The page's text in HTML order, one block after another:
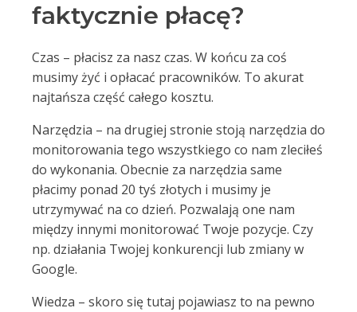
faktycznie płacę?
Czas – płacisz za nasz czas. W końcu za coś
musimy żyć i opłacać pracowników. To akurat
najtańsza część całego kosztu.
Narzędzia – na drugiej stronie stoją narzędzia do
monitorowania tego wszystkiego co nam zleciłeś
do wykonania. Obecnie za narzędzia same
płacimy ponad 20 tyś złotych i musimy je
utrzymywać na co dzień. Pozwalają one nam
między innymi monitorować Twoje pozycje. Czy
np. działania Twojej konkurencji lub zmiany w
Google.
Wiedza – skoro się tutaj pojawiasz to na pewno